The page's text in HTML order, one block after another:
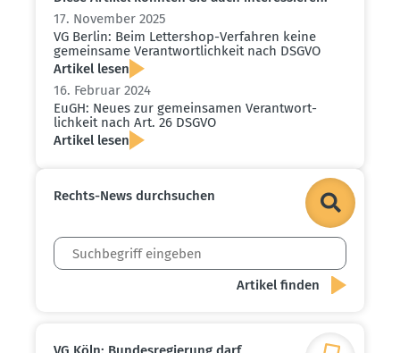
17. November 2025
VG Berlin: Beim Lettershop-Verfahren keine
gemeinsame Verant­wort­lichkeit nach DSGVO
Artikel lesen
16. Februar 2024
EuGH: Neues zur gemein­samen Verant­wort­
lichkeit nach Art. 26 DSGVO
Artikel lesen
Rechts-News durch­suchen